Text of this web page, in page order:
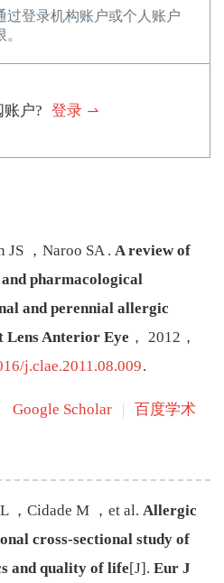
过登录机构账户或个人账户
账户? 登录
JS ， Naroo SA . A review of
pharmacological
and perennial allergic
Lens Anterior Eye ， 2012 ，
j.clae.2011.08.009.
Google Scholar 百度学术
L ， Cidade M ， et al. Allergic
cross-sectional study of
and quality of life[J]. Eur J